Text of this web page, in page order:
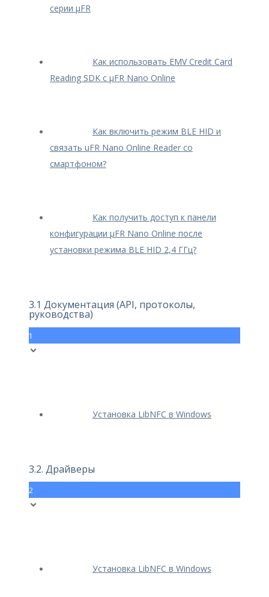
серии μFR
Как использовать EMV Credit Card
Reading SDK с μFR Nano Online
Как включить режим BLE HID и
связать uFR Nano Online Reader со
смартфоном?
Как получить доступ к панели
конфигурации μFR Nano Online после
установки режима BLE HID 2,4 ГГц?
3.1 Документация (API, протоколы,
руководства)
1
Установка LibNFC в Windows
3.2. Драйверы
2
Установка LibNFC в Windows